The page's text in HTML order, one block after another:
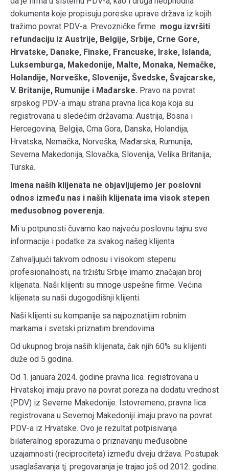
dokumenta koje propisuju poreske uprave država iz kojih
tražimo povrat PDV-a. Prevozničke firme mogu izvršiti
refundaciju iz Austrije, Belgije, Srbije, Crne Gore,
Hrvatske, Danske, Finske, Francuske, Irske, Islanda,
Luksemburga, Makedonije, Malte, Monaka, Nemačke,
Holandije, Norveške, Slovenije, Švedske, Švajcarske,
V. Britanije, Rumunije i Mađarske. Pravo na povrat
srpskog PDV-a imaju strana pravna lica koja koja su
registrovana u sledećim državama: Austrija, Bosna i
Hercegovina, Belgija, Crna Gora, Danska, Holandija,
Hrvatska, Nemačka, Norveška, Mađarska, Rumunija,
Severna Makedonija, Slovačka, Slovenija, Velika Britanija,
Turska.
Imena naših klijenata ne objavljujemo jer poslovni
odnos između nas i naših klijenata ima visok stepen
međusobnog poverenja.
Mi u potpunosti čuvamo kao najveću poslovnu tajnu sve
informacije i podatke za svakog našeg klijenta.
Zahvaljujući takvom odnosu i visokom stepenu
profesionalnosti, na tržištu Srbije imamo značajan broj
klijenata. Naši klijenti su mnoge uspešne firme. Većina
klijenata su naši dugogodišnji klijenti.
Naši klijenti su kompanije sa najpoznatijim robnim
markama i svetski priznatim brendovima.
Od ukupnog broja naših klijenata, čak njih 60% su klijenti
duže od 5 godina.
Od 1. januara 2024. godine pravna lica registrovana u
Hrvatskoj imaju pravo na povrat poreza na dodatu vrednost
(PDV) iz Severne Makedonije. Istovremeno, pravna lica
registrovana u Severnoj Makedoniji imaju pravo na povrat
PDV-a iz Hrvatske. Ovo je rezultat potpisivanja
bilateralnog sporazuma o priznavanju međusobne
uzajamnosti (reciprociteta) između dveju država. Postupak
usaglašavanja tj. pregovaranja je trajao još od 2012. godine.